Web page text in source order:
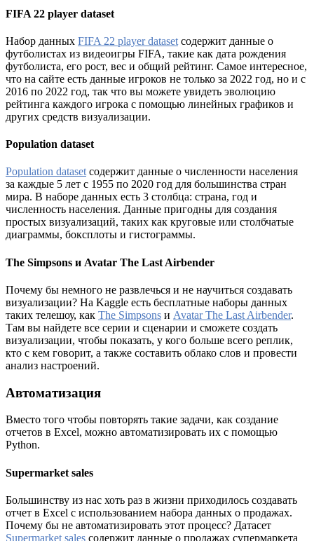
FIFA 22 player dataset
Набор данных FIFA 22 player dataset содержит данные о
футболистах из видеоигры FIFA, такие как дата рождения
футболиста, его рост, вес и общий рейтинг. Самое интересное,
что на сайте есть данные игроков не только за 2022 год, но и с
2016 по 2022 год, так что вы можете увидеть эволюцию
рейтинга каждого игрока с помощью линейных графиков и
других средств визуализации.
Population dataset
Population dataset содержит данные о численности населения
за каждые 5 лет с 1955 по 2020 год для большинства стран
мира. В наборе данных есть 3 столбца: страна, год и
численность населения. Данные пригодны для создания
простых визуализаций, таких как круговые или столбчатые
диаграммы, боксплоты и гистограммы.
The Simpsons и Avatar The Last Airbender
Почему бы немного не развлечься и не научиться создавать
визуализации? На Kaggle есть бесплатные наборы данных
таких телешоу, как The Simpsons и Avatar The Last Airbender.
Там вы найдете все серии и сценарии и сможете создать
визуализации, чтобы показать, у кого больше всего реплик,
кто с кем говорит, а также составить облако слов и провести
анализ настроений.
Автоматизация
Вместо того чтобы повторять такие задачи, как создание
отчетов в Excel, можно автоматизировать их с помощью
Python.
Supermarket sales
Большинству из нас хоть раз в жизни приходилось создавать
отчет в Excel с использованием набора данных о продажах.
Почему бы не автоматизировать этот процесс? Датасет
Supermarket sales содержит данные о продажах супермаркета